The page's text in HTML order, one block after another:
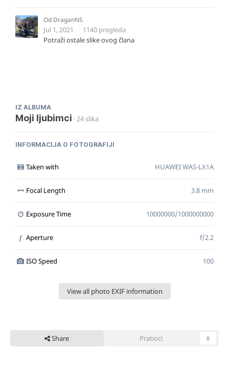
Od DraganNS
Jul 1, 2021
1140 pregleda
Potraži ostale slike ovog člana
IZ ALBUMA
Moji ljubimci · 24 slika
INFORMACIJA O FOTOGRAFIJI
Taken with HUAWEI WAS-LX1A
Focal Length 3.8 mm
Exposure Time 10000000/1000000000
f Aperture f/2.2
ISO Speed 100
View all photo EXIF information
Share Pratioci 0